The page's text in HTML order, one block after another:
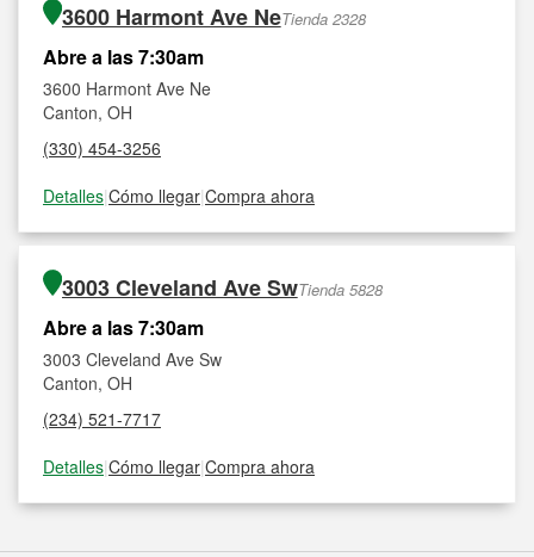
3600 Harmont Ave NeTienda 2328
Abre a las 7:30am
3600 Harmont Ave Ne
Canton, OH
(330) 454-3256
Detalles|Cómo llegar|Compra ahora
3003 Cleveland Ave SwTienda 5828
Abre a las 7:30am
3003 Cleveland Ave Sw
Canton, OH
(234) 521-7717
Detalles|Cómo llegar|Compra ahora